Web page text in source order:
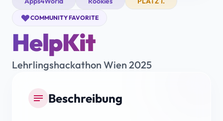
COMMUNITY FAVORITE
HelpKit
Lehrlingshackathon Wien 2025
notes Beschreibung